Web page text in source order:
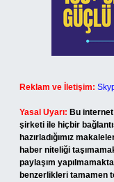
Reklam ve İletişim:
Yasal Uyarı: Bu
şirketi ile hiçbir
hazırladığımız
haber niteliği
paylaşım
benzerlikleri tamamen